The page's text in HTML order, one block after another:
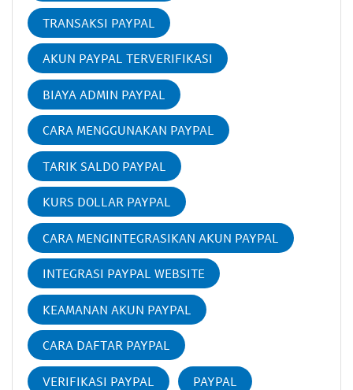
TRANSAKSI PAYPAL
AKUN PAYPAL TERVERIFIKASI
BIAYA ADMIN PAYPAL
CARA MENGGUNAKAN PAYPAL
TARIK SALDO PAYPAL
KURS DOLLAR PAYPAL
CARA MENGINTEGRASIKAN AKUN PAYPAL
INTEGRASI PAYPAL WEBSITE
KEAMANAN AKUN PAYPAL
CARA DAFTAR PAYPAL
VERIFIKASI PAYPAL PAYPAL